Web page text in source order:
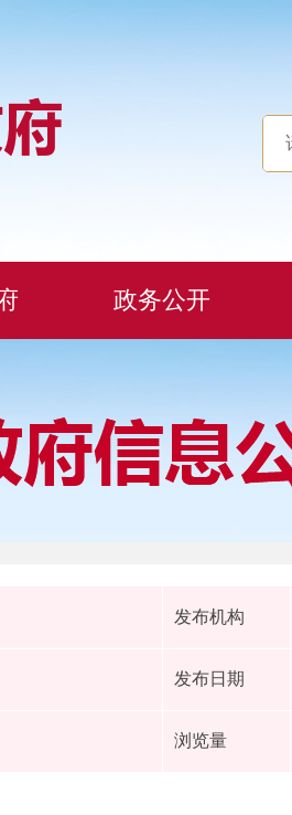
政务公开
发布机构
发布日期
浏览量